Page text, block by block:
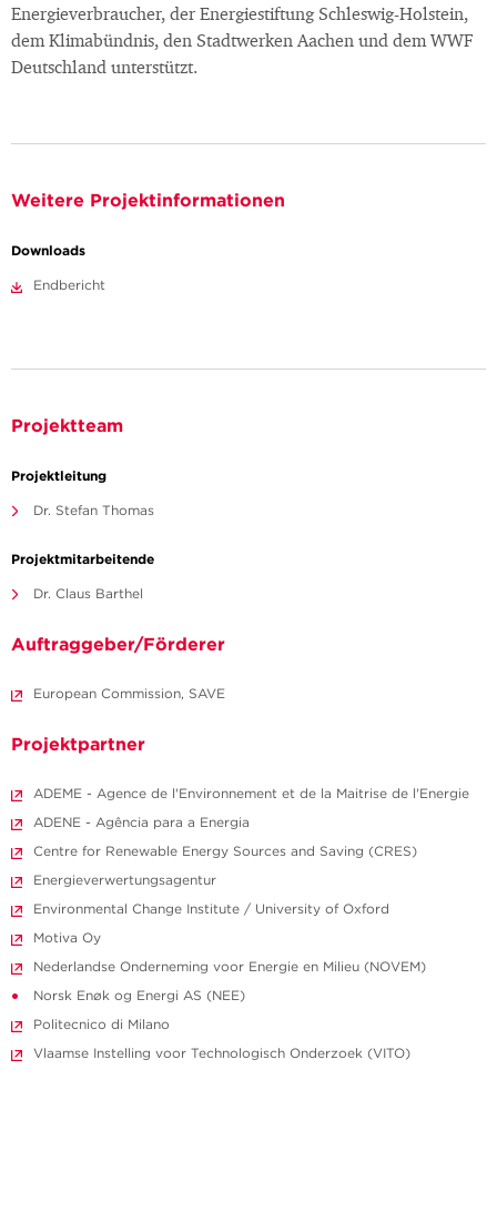
Energieverbraucher, der Energiestiftung Schleswig-Holstein,
dem Klimabündnis, den Stadtwerken Aachen und dem WWF
Deutschland unterstützt.
Weitere Projektinformationen
Downloads
Endbericht
Projektteam
Projektleitung
Dr. Stefan Thomas
Projektmitarbeitende
Dr. Claus Barthel
Auftraggeber/Förderer
European Commission, SAVE
Projektpartner
ADEME - Agence de l'Environnement et de la Maitrise de l'Energie
ADENE - Agência para a Energia
Centre for Renewable Energy Sources and Saving (CRES)
Energieverwertungsagentur
Environmental Change Institute / University of Oxford
Motiva Oy
Nederlandse Onderneming voor Energie en Milieu (NOVEM)
Norsk Enøk og Energi AS (NEE)
Politecnico di Milano
Vlaamse Instelling voor Technologisch Onderzoek (VITO)